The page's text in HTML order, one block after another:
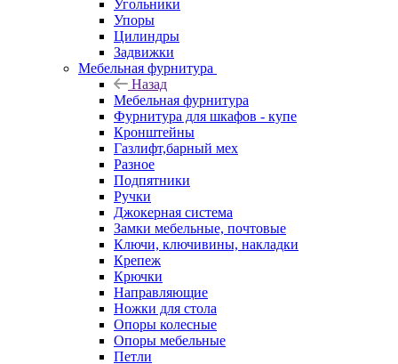
Угольники
Упоры
Цилиндры
Задвижки
Мебельная фурнитура
Назад
Мебельная фурнитура
Фурнитура для шкафов - купе
Кронштейны
Газлифт,барный мех
Разное
Подпятники
Ручки
Джокерная система
Замки мебельные, почтовые
Ключи, ключивины, накладки
Крепеж
Крючки
Направляющие
Ножки для стола
Опоры колесные
Опоры мебельные
Петли